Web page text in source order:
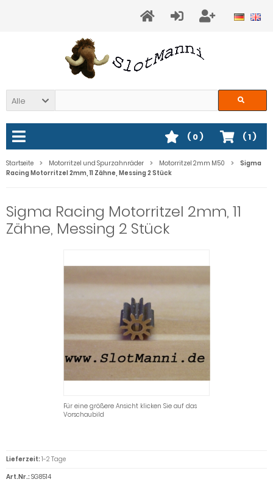
Alle
(1)
( 0)
Startseite Motorritzel und Spurzahnräder Motorritzel 2mm M50
Sigma
Racing Motorritzel 2mm, 11 Zähne, Messing 2 Stück
Sigma Racing Motorritzel 2mm, 11
Zähne, Messing 2 Stück
Für eine größere Ansicht klicken Sie auf das
Vorschaubild
Lieferzeit: 1-2 Tage
Art.Nr.: SG8514